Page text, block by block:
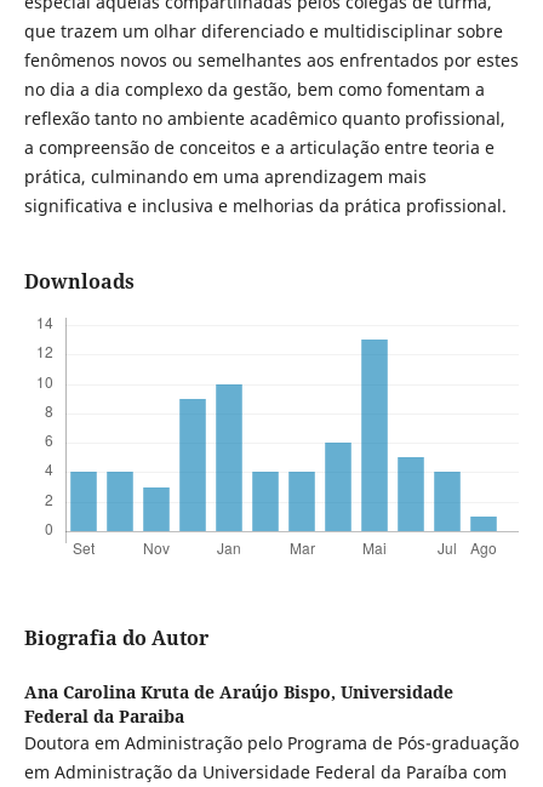
que trazem um olhar diferenciado e multidisciplinar sobre
fenômenos novos ou semelhantes aos enfrentados por estes
no dia a dia complexo da gestão, bem como fomentam a
reflexão tanto no ambiente acadêmico quanto profissional,
a compreensão de conceitos e a articulação entre teoria e
prática, culminando em uma aprendizagem mais
significativa e inclusiva e melhorias da prática profissional.
Downloads
Biografia do Autor
Ana Carolina Kruta de Araújo Bispo, Universidade
Federal da Paraiba
Doutora em Administração pelo Programa de Pós-graduação
em Administração da Universidade Federal da Paraíba com